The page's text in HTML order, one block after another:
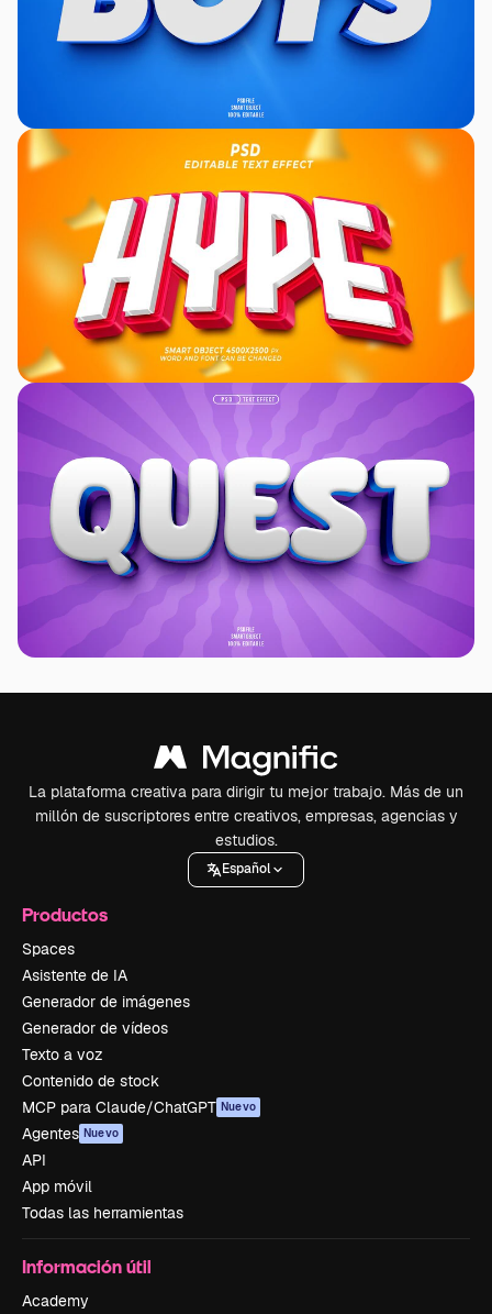
La plataforma creativa para dirigir tu mejor trabajo. Más de un
millón de suscriptores entre creativos, empresas, agencias y
estudios.
Español
Productos
Spaces
Asistente de IA
Generador de imágenes
Generador de vídeos
Texto a voz
Contenido de stock
MCP para Claude/ChatGPT Nuevo
Agentes Nuevo
API
App móvil
Todas las herramientas
Información útil
Academy